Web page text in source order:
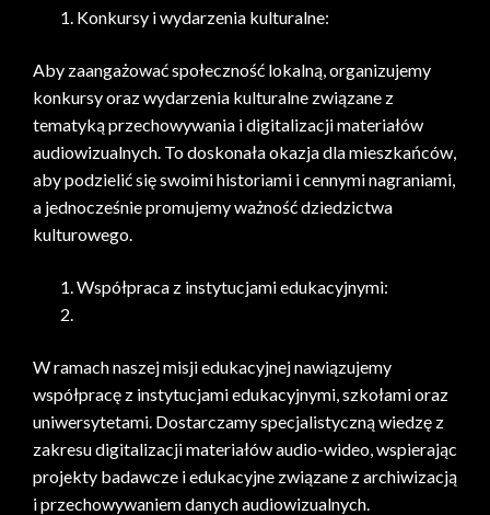
Konkursy i wydarzenia kulturalne:
Aby zaangażować społeczność lokalną, organizujemy
konkursy oraz wydarzenia kulturalne związane z
tematyką przechowywania i digitalizacji materiałów
audiowizualnych. To doskonała okazja dla mieszkańców,
aby podzielić się swoimi historiami i cennymi nagraniami,
a jednocześnie promujemy ważność dziedzictwa
kulturowego.
Współpraca z instytucjami edukacyjnymi:
W ramach naszej misji edukacyjnej nawiązujemy
współpracę z instytucjami edukacyjnymi, szkołami oraz
uniwersytetami. Dostarczamy specjalistyczną wiedzę z
zakresu digitalizacji materiałów audio-wideo, wspierając
projekty badawcze i edukacyjne związane z archiwizacją
i przechowywaniem danych audiowizualnych.